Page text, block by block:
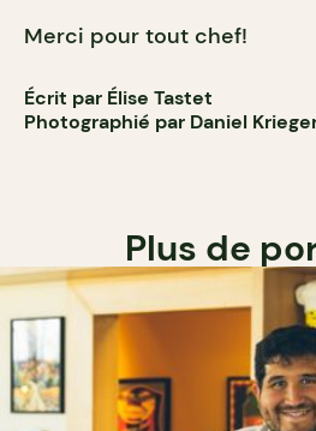
Merci pour tout chef!
Écrit par Élise Tastet
Photographié par Daniel
Plus de